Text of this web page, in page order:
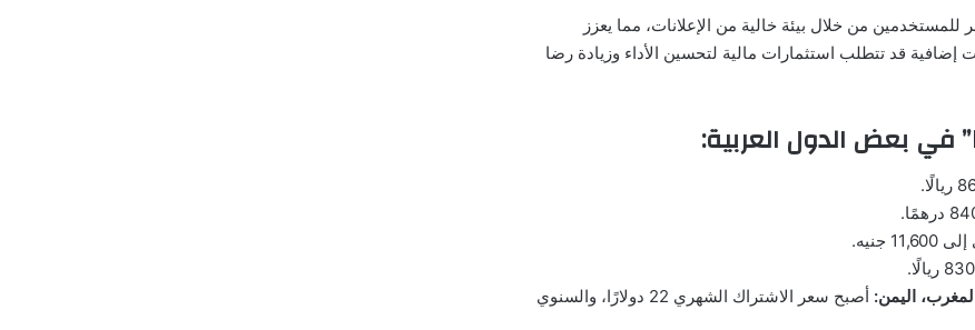
من خلال بيئة خالية من الإعلانات، مما يعزز
قد تتطلب استثمارات مالية لتحسين الأداء وزيادة رضا
اليمن:
أصبح سعر الاشتراك الشهري 22 دولارًا، والسنوي